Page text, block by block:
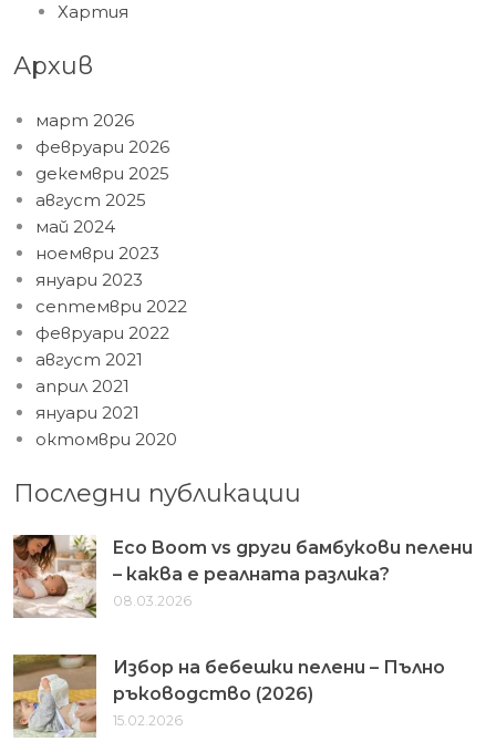
Хартия
Архив
март 2026
февруари 2026
декември 2025
август 2025
май 2024
ноември 2023
януари 2023
септември 2022
февруари 2022
август 2021
април 2021
януари 2021
октомври 2020
Последни публикации
Eco Boom vs други бамбукови пелени
– каква е реалната разлика?
08.03.2026
Избор на бебешки пелени – Пълно
ръководство (2026)
15.02.2026